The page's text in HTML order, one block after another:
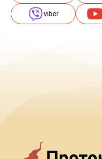
viber